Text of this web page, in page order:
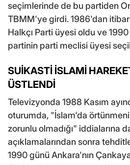
seçimlerinde de bu partiden
TBMM'ye girdi. 1986'dan
Halkçı Parti üyesi oldu ve
partinin parti meclisi üyesi
SUİKASTİ İSLAMİ
ÜSTLENDİ
Televizyonda 1988 Kasım
oturumda, "İslam'da
zorunlu olmadığı" iddialarına
açıklamalarından sonra
1990 günü Ankara'nın